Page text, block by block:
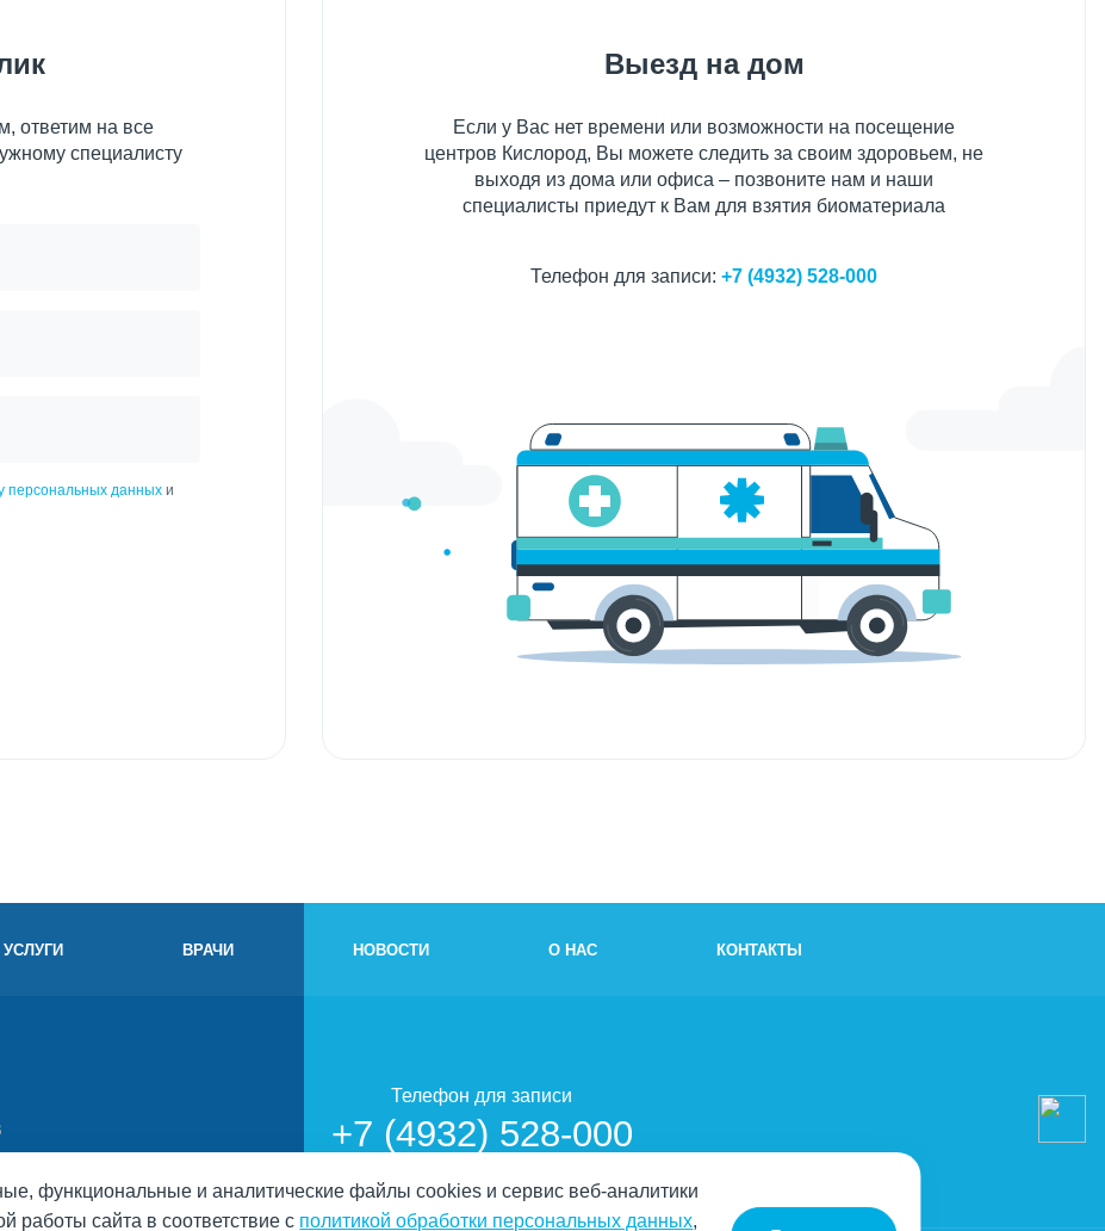
ответим на все
специалисту
персональных данныхи
Выезд на дом
Если у Вас нет времени или возможности на посещение
центров Кислород, Вы можете следить за своим здоровьем, не
выходя из дома или офиса – позвоните нам и наши
специалисты приедут к Вам для взятия биоматериала
Телефон для записи: +7 (4932) 528-000
УСЛУГИ ВРАЧИ НОВОСТИ О НАС КОНТАКТЫ
Телефон для записи
+7 (4932) 528-000
функциональные и аналитические файлы cookies и сервис веб-аналитики
работы сайта в соответствие с политикой обработки персональных данных,